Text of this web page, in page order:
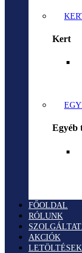
Kert
Egyéb
FŐOLDAL
RÓLUNK
AKCIÓK
LETÖLTÉSEK